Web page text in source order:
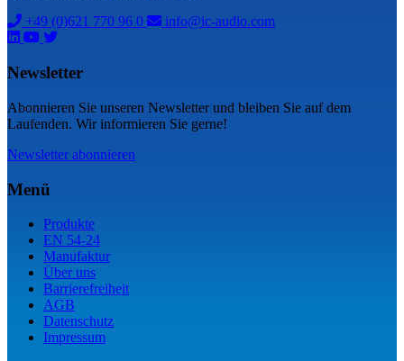
+49 (0)621 770 96 0
info@ic-audio.com
Newsletter
Abonnieren Sie unseren Newsletter und bleiben Sie auf dem
Laufenden. Wir informieren Sie gerne!
Newsletter abonnieren
Menü
Produkte
EN 54-24
Manufaktur
Über uns
Barrierefreiheit
AGB
Datenschutz
Impressum